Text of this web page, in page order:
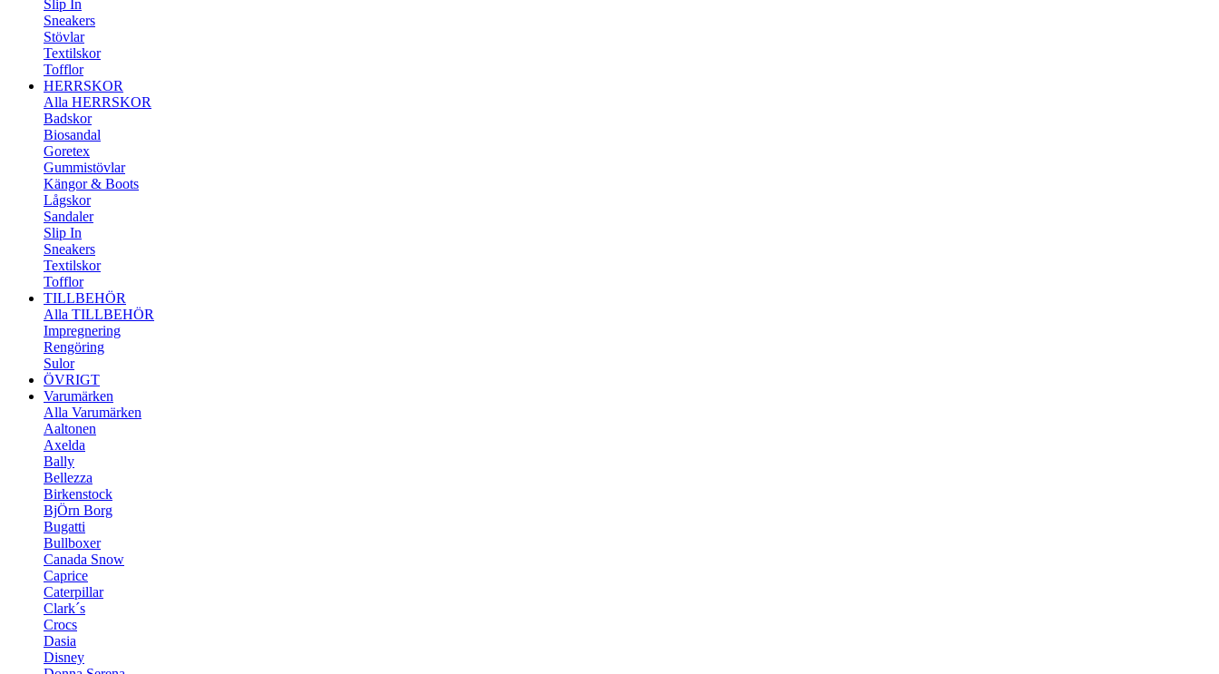
Slip In
Sneakers
Stövlar
Textilskor
Tofflor
HERRSKOR
Alla HERRSKOR
Badskor
Biosandal
Goretex
Gummistövlar
Kängor & Boots
Lågskor
Sandaler
Slip In
Sneakers
Textilskor
Tofflor
TILLBEHÖR
Alla TILLBEHÖR
Impregnering
Rengöring
Sulor
ÖVRIGT
Varumärken
Alla Varumärken
Aaltonen
Axelda
Bally
Bellezza
Birkenstock
BjÖrn Borg
Bugatti
Bullboxer
Canada Snow
Caprice
Caterpillar
Clark´s
Crocs
Dasia
Disney